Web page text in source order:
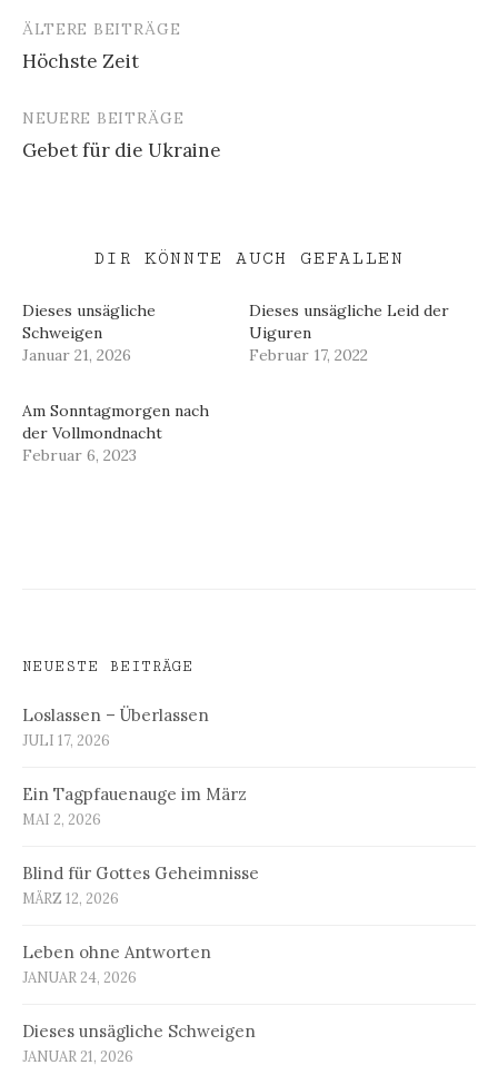
Beitragsnavigation
ÄLTERE BEITRÄGE
Höchste Zeit
NEUERE BEITRÄGE
Gebet für die Ukraine
DIR KÖNNTE AUCH GEFALLEN
Dieses unsägliche
Schweigen
Januar 21, 2026
Dieses unsägliche Leid der
Uiguren
Februar 17, 2022
Am Sonntagmorgen nach
der Vollmondnacht
Februar 6, 2023
NEUESTE BEITRÄGE
Loslassen – Überlassen
JULI 17, 2026
Ein Tagpfauenauge im März
MAI 2, 2026
Blind für Gottes Geheimnisse
MÄRZ 12, 2026
Leben ohne Antworten
JANUAR 24, 2026
Dieses unsägliche Schweigen
JANUAR 21, 2026